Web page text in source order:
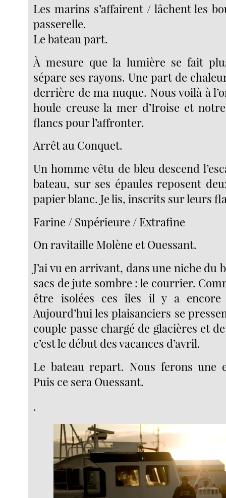
Les marins s’affairent / lâchent les
passerelle.
Le bateau part.
À mesure que la lumière se fait
sépare ses rayons. Une part de
derrière de ma nuque. Nous voilà à
houle creuse la mer d’Iroise et
flancs pour l’affronter.
Arrêt au Conquet.
Un homme vêtu de bleu descend
bateau, sur ses épaules reposent
papier blanc. Je lis, inscrits sur leurs
Farine / Supérieure / Extrafine
On ravitaille Molène et Ouessant.
J’ai vu en arrivant, dans une niche du
sacs de jute sombre : le courrier.
être isolées ces îles il y a
Aujourd’hui les plaisanciers se
couple passe chargé de glacières et
c’est le début des vacances d’avril.
Le bateau repart. Nous ferons une
Puis ce sera Ouessant.
.